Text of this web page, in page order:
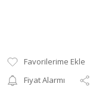
Fiyat Alarmı